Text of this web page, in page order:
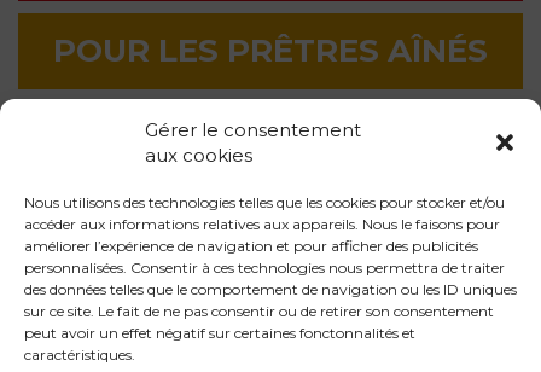
Gérer le consentement
aux cookies
Nous utilisons des technologies telles que les cookies pour stocker et/ou
accéder aux informations relatives aux appareils. Nous le faisons pour
améliorer l’expérience de navigation et pour afficher des publicités
personnalisées. Consentir à ces technologies nous permettra de traiter
des données telles que le comportement de navigation ou les ID uniques
sur ce site. Le fait de ne pas consentir ou de retirer son consentement
peut avoir un effet négatif sur certaines fonctonnalités et
caractéristiques.
POUR LES PRÊTRES AÎNÉS
LA QUÊTE EN LIGNE
LES CHANTIERS